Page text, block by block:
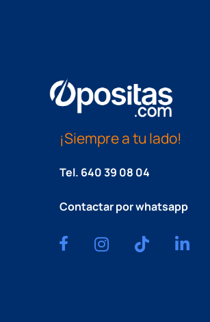
¡Siempre a tu lado!
Tel. 640 39 08 04
Contactar por whatsapp